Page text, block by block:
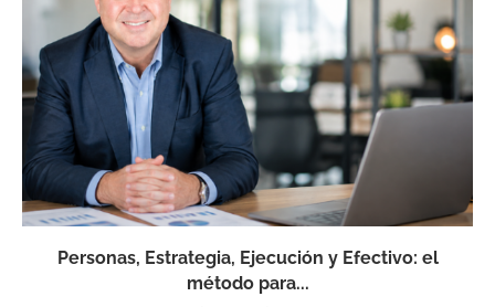
Personas, Estrategia, Ejecución y Efectivo: el
método para...